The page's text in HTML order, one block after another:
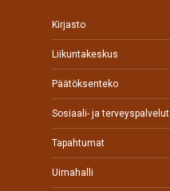
Kirjasto
Liikuntakeskus
Päätöksenteko
Sosiaali- ja terveyspalvelut
Tapahtumat
Uimahalli